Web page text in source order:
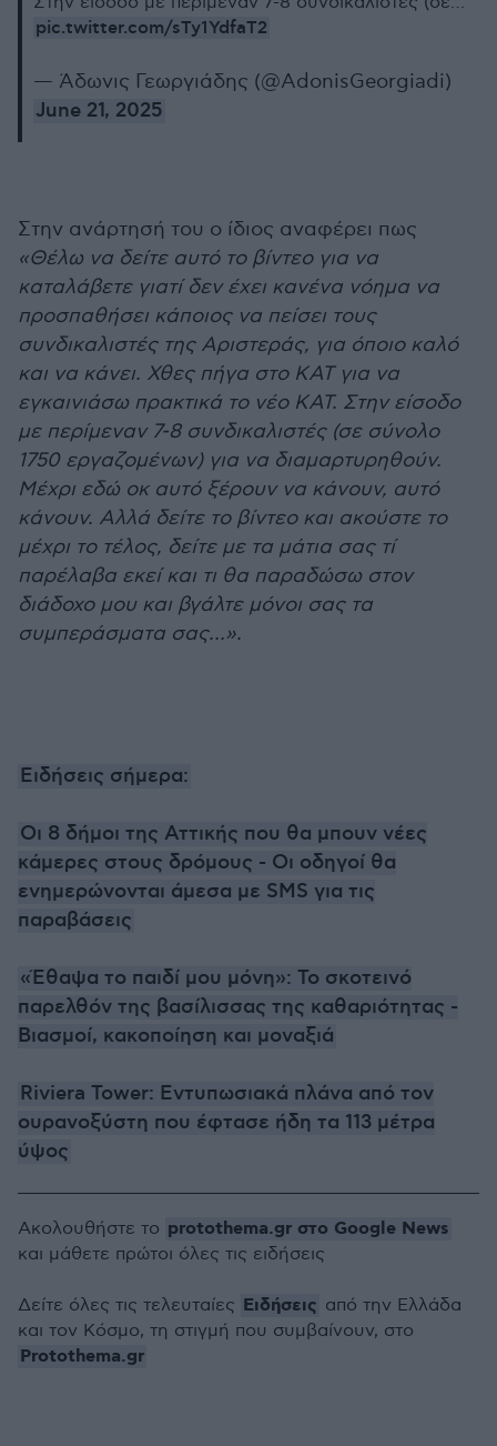
pic.twitter.com/sTy1YdfaT2
— Άδωνις Γεωργιάδης (@AdonisGeorgiadi)
June 21, 2025
Στην ανάρτησή του ο ίδιος αναφέρει πως
«Θέλω να δείτε αυτό το βίντεο για να
καταλάβετε γιατί δεν έχει κανένα νόημα να
προσπαθήσει κάποιος να πείσει τους
συνδικαλιστές της Αριστεράς, για όποιο καλό
και να κάνει. Χθες πήγα στο ΚΑΤ για να
εγκαινιάσω πρακτικά το νέο ΚΑΤ. Στην είσοδο
με περίμεναν 7-8 συνδικαλιστές (σε σύνολο
1750 εργαζομένων) για να διαμαρτυρηθούν.
Μέχρι εδώ οκ αυτό ξέρουν να κάνουν, αυτό
κάνουν. Αλλά δείτε το βίντεο και ακούστε το
μέχρι το τέλος, δείτε με τα μάτια σας τί
παρέλαβα εκεί και τι θα παραδώσω στον
διάδοχο μου και βγάλτε μόνοι σας τα
συμπεράσματα σας…».
Ειδήσεις σήμερα:
Οι 8 δήμοι της Αττικής που θα μπουν νέες
κάμερες στους δρόμους - Οι οδηγοί θα
ενημερώνονται άμεσα με SMS για τις
παραβάσεις
«Έθαψα το παιδί μου μόνη»: Το σκοτεινό
παρελθόν της βασίλισσας της καθαριότητας -
Bιασμοί, κακοποίηση και μοναξιά
Riviera Tower: Εντυπωσιακά πλάνα από τον
ουρανοξύστη που έφτασε ήδη τα 113 μέτρα
ύψος
Ακολουθήστε το protothema.gr στο Google News
και μάθετε πρώτοι όλες τις ειδήσεις
Δείτε όλες τις τελευταίες Ειδήσεις από την Ελλάδα
και τον Κόσμο, τη στιγμή που συμβαίνουν, στο
Protothema.gr